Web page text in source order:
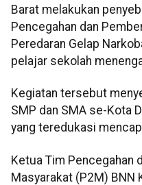
Barat melakukan
Pencegahan dan
Peredaran Gelap
pelajar sekolah
Kegiatan tersebut
SMP dan SMA se-Kota
yang teredukasi
Ketua Tim Pencegahan
Masyarakat (P2M) BNN